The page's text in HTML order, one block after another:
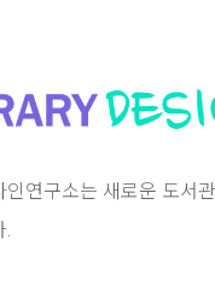
인연구소는 새로운 도서
.